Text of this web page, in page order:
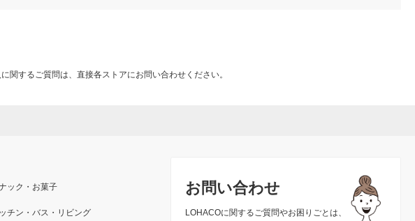
するご質問は、直接各ストアにお問い合わせください。
お問い合わせ
LOHACOに関するご質問やお困りごとは、
ック・お菓子
チン・バス・リビング